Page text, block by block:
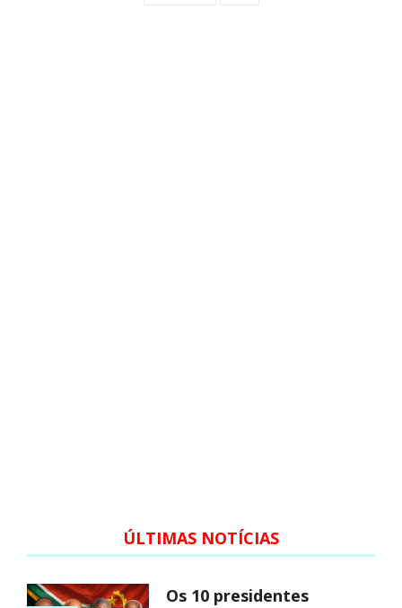
ÚLTIMAS NOTÍCIAS
Os 10 presidentes